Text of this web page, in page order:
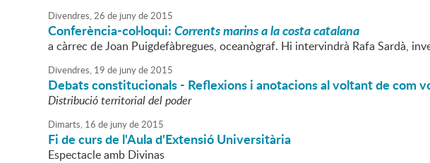
Divendres,26 de junyde2015
Conferència-col·loqui:Corrents marins a la costa catalana
a càrrec de Joan Puigdefàbregues, oceanògraf. Hi intervindrà Rafa Sardà,
Divendres, 19 de junyde2015
Debats constitucionals - Reflexions i anotacions al voltant de com
Distribució territorial del poder
Dimarts, 16 de junyde2015
Fi de curs de l'Aula d'Extensió Universitària
Espectacle amb Divinas